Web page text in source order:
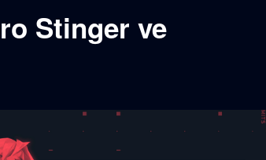
Stinger ve